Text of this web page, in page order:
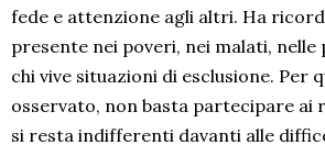
fede e attenzione agli altri. Ha
presente nei poveri, nei malati, nelle
chi vive situazioni di esclusione. Per
osservato, non basta partecipare ai
si resta indifferenti davanti alle